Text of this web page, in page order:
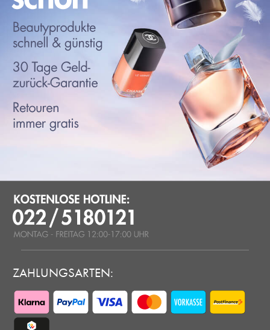
ZAHLUNGSARTEN: